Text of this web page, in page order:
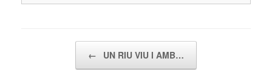
← UN RIU VIU I AMB…